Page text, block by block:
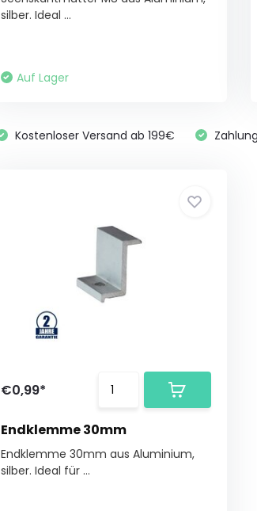
silber. Ideal ...
Auf Lager
Kostenloser Versand ab 199€
€0,99*
Endklemme 30mm
Endklemme 30mm aus Aluminium,
silber. Ideal für ...